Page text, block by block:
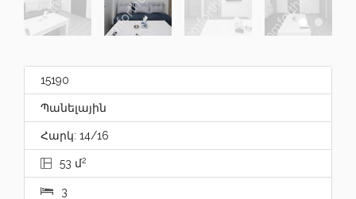
15190
Պանելային
Հարկ: 14/16
53 մ2
3